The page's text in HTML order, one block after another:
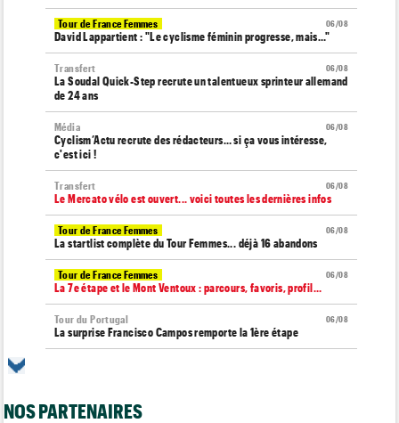
06/08
Tour de France Femmes
David Lappartient : "Le cyclisme féminin progresse, mais…"
06/08
Transfert
La Soudal Quick-Step recrute un talentueux sprinteur allemand
de 24 ans
06/08
Média
Cyclism’Actu recrute des rédacteurs… si ça vous intéresse,
c'est ici !
06/08
Transfert
Le Mercato vélo est ouvert... voici toutes les dernières infos
06/08
Tour de France Femmes
La startlist complète du Tour Femmes... déjà 16 abandons
06/08
Tour de France Femmes
La 7e étape et le Mont Ventoux : parcours, favoris, profil…
06/08
Tour du Portugal
La surprise Francisco Campos remporte la 1ère étape
NOS PARTENAIRES